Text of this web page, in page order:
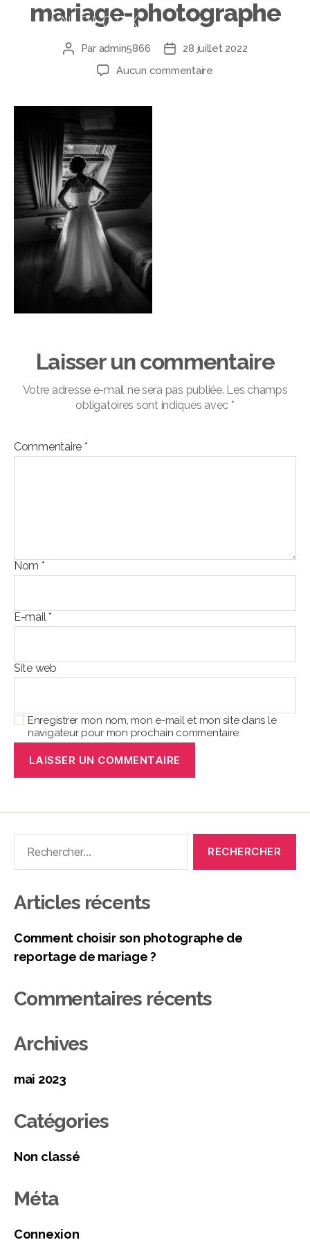
mariage-photographe
Par admin5866
28 juillet 2022
Aucun commentaire
Laisser un commentaire
Votre adresse e-mail ne sera pas publiée. Les champs
obligatoires sont indiqués avec *
Commentaire *
Nom *
E-mail*
Site web
Enregistrer mon nom, mon e-mail et mon site dans le
navigateur pour mon prochain commentaire.
Articles récents
Comment choisir son photographe de
reportage de mariage ?
Commentaires récents
Archives
mai 2023
Catégories
Non classé
Méta
Connexion